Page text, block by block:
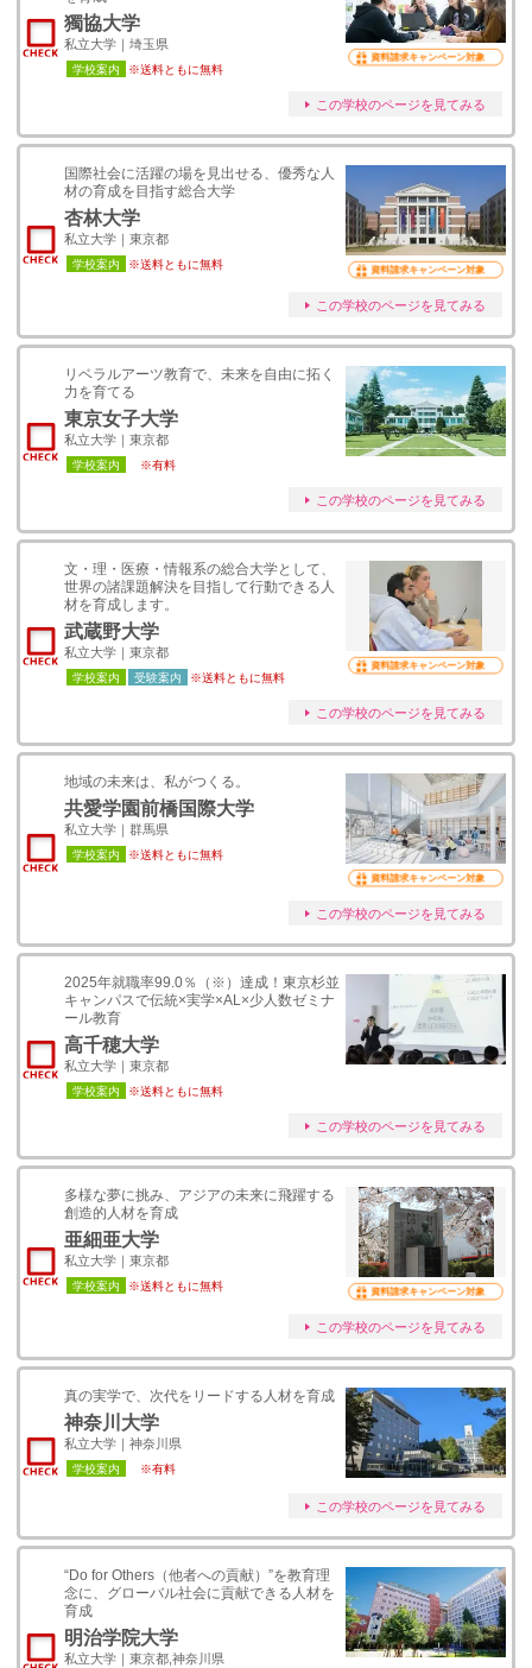
獨協大学
私立大学｜埼玉県
学校案内 ※送料ともに無料
資料請求キャンペーン対象
この学校のページを見てみる
国際社会に活躍の場を見出せる、優秀な人
材の育成を目指す総合大学
杏林大学
私立大学｜東京都
学校案内 ※送料ともに無料 資料請求キャンペーン対象
この学校のページを見てみる
リベラルアーツ教育で、未来を自由に拓く
力を育てる
東京女子大学
私立大学｜東京都
学校案内 ※有料
この学校のページを見てみる
文・理・医療・情報系の総合大学として、
世界の諸課題解決を目指して行動できる人
材を育成します。
武蔵野大学
私立大学｜東京都
学校案内 受験案内 ※送料ともに無料
資料請求キャンペーン対象
この学校のページを見てみる
地域の未来は、私がつくる。
共愛学園前橋国際大学
私立大学｜群馬県
学校案内 ※送料ともに無料
資料請求キャンペーン対象
この学校のページを見てみる
2025年就職率99.0％（※）達成！東京杉並
キャンパスで伝統×実学×AL×少人数ゼミナ
ール教育
高千穂大学
私立大学｜東京都
学校案内 ※送料ともに無料
この学校のページを見てみる
多様な夢に挑み、アジアの未来に飛躍する
創造的人材を育成
亜細亜大学
私立大学｜東京都
学校案内 ※送料ともに無料 資料請求キャンペーン対象
この学校のページを見てみる
真の実学で、次代をリードする⼈材を育成
神奈川大学
私立大学｜神奈川県
学校案内 ※有料
この学校のページを見てみる
“Do for Others（他者への貢献）”を教育理
念に、グローバル社会に貢献できる人材を
育成
明治学院大学
私立大学｜東京都,神奈川県